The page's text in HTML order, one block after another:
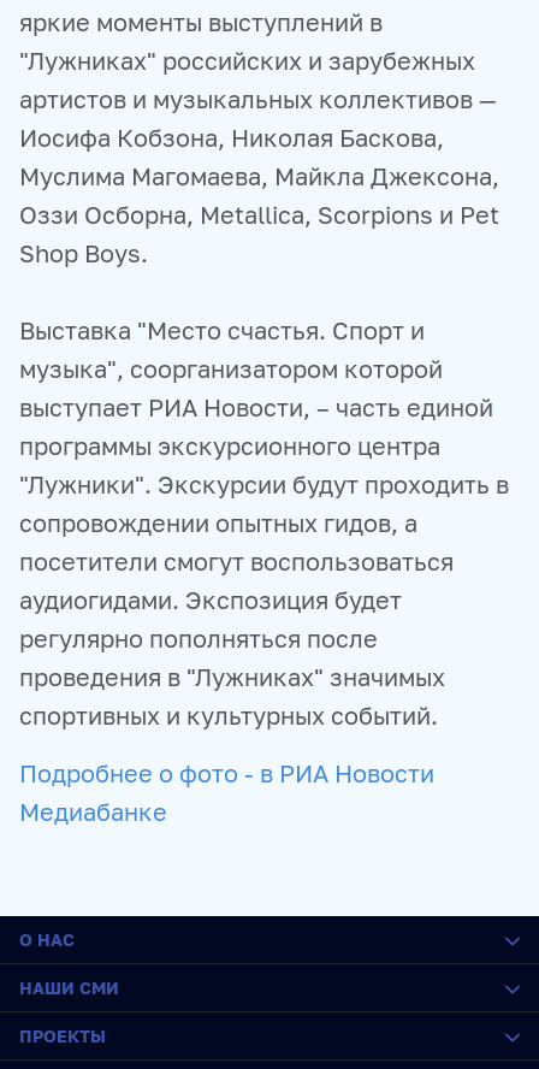
яркие моменты выступлений в
"Лужниках" российских и зарубежных
артистов и музыкальных коллективов —
Иосифа Кобзона, Николая Баскова,
Муслима Магомаева, Майкла Джексона,
Оззи Осборна, Metallica, Scorpions и Pet
Shop Boys.
Выставка "Место счастья. Спорт и
музыка", соорганизатором которой
выступает РИА Новости, – часть единой
программы экскурсионного центра
"Лужники". Экскурсии будут проходить в
сопровождении опытных гидов, а
посетители смогут воспользоваться
аудиогидами. Экспозиция будет
регулярно пополняться после
проведения в "Лужниках" значимых
спортивных и культурных событий.
Подробнее о фото - в РИА Новости
Медиабанке
О НАС
История
Руководство
НАШИ СМИ
Sputnik
ПРОЕКТЫ